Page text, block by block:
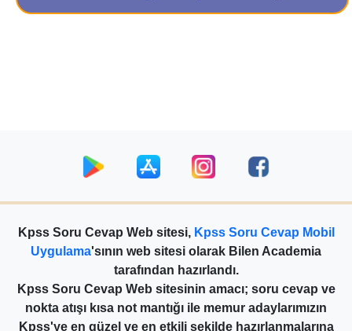
Kpss Soru Cevap Web sitesi, Kpss Soru Cevap Mobil
Uygulama'sının web sitesi olarak Bilen Academia
tarafından hazırlandı.
Kpss Soru Cevap Web sitesinin amacı; soru cevap ve
nokta atışı kısa not mantığı ile memur adaylarımızın
Kpss'ye en güzel ve en etkili şekilde hazırlanmalarına